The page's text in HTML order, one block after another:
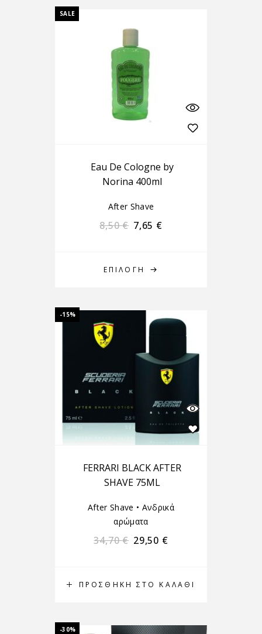
SALE
ΕΠΙΛΟΓΉ
Eau De Cologne by
Norina 400ml
After Shave
8,50€ 7,65 €
-15%
ΠΡΟΣΘΉΚΗ ΣΤΟ ΚΑΛΆΘΙ
FERRARI BLACK AFTER
SHAVE 75ML
After Shave • Ανδρικά
αρώματα
34,70€ 29,50 €
-30%